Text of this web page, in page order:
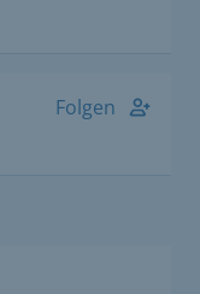
Folgen